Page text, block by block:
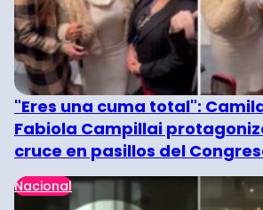
"Eres una cuma total":
Fabiola Campillai
cruce en pasillos del
Nacional